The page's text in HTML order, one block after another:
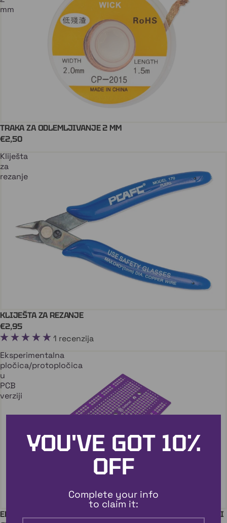
mm
Dodaj U Košaricu
TRAKA ZA ODLEMLJIVANJE 2 MM
€2,50
Kliješta
za
rezanje
Stiže uskoro
KLIJEŠTA ZA REZANJE
€2,95
1 recenzija
Eksperimentalna
pločica/protopločica
u
PCB
verziji
Dodaj U Košaricu
EKSPERIMENTALNA PLOČICA/PROTOPLOČICA U PCB VERZIJI
YOU'VE GOT 10%
OFF
Complete your info
to claim it: